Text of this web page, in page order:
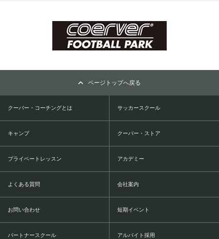
ページトップへ戻る
クーバー・コーチングとは サッカースクール
キャンプ クーバー・ストア
プライベートレッスン アカデミー
よくある質問 会社案内
お問い合わせ 短期イベント
パートナースクール アルバイト採用